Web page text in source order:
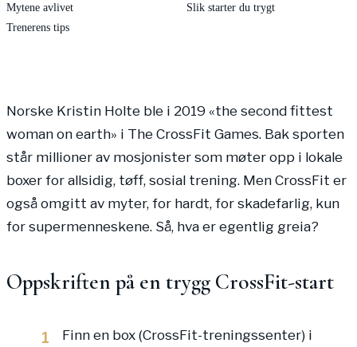
Mytene avlivet
Slik starter du trygt
Trenerens tips
Norske Kristin Holte ble i 2019 «the second fittest
woman on earth» i The CrossFit Games. Bak sporten
står millioner av mosjonister som møter opp i lokale
boxer for allsidig, tøff, sosial trening. Men CrossFit er
også omgitt av myter, for hardt, for skadefarlig, kun
for supermenneskene. Så, hva er egentlig greia?
Oppskriften på en trygg CrossFit-start
1
Finn en box (CrossFit-treningssenter) i